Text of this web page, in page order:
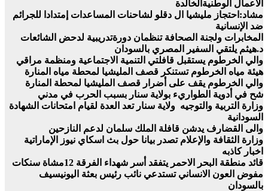
الاعمال الوطنيةالخالدة
مشاد:احتجاز مليشيا ال دقلو لشاحنات المساعدات إمتدادا للجرائم
ضد الإنسانية
المخابرات ولجنة الصحافة تنظمان دورةتدريبية لدحض الشائعات
د.هيثم يلتقي السفير المصري بالسودان
والي الخرطوم يستقبل قافلتي التنمية الاجتماعية ومنظمة مراقي
هيئة مياه الخرطوم تستنكر قصف المليشيا لمحطة مياه المنارة
والي الخرطوم يقف على أضرار قصف المليشيا لمحطة المنارة
شح في أدوية الطواريء بولاية سنار بسبب الحرب في مدني
وزارة التربية والتوجيه ولاية سنار تعد العدة لقيام امتحانات الشهادة
السودانية
والى القضارف يدشن قافلة الملك سلمان لدعم النازحين
وزارة الثقافة والإعلام تصدر بيانا حول بث اسكاي نيوز الإماراتية
اخبار كاذبه
قائد منطقة البحر الاحمر يتفقد أسر شهداء الفرقة 12مشاة سنكات
مفوض العون الانساني تستدعي نائب رئيس بعثة اليونيسيف
بالسودان